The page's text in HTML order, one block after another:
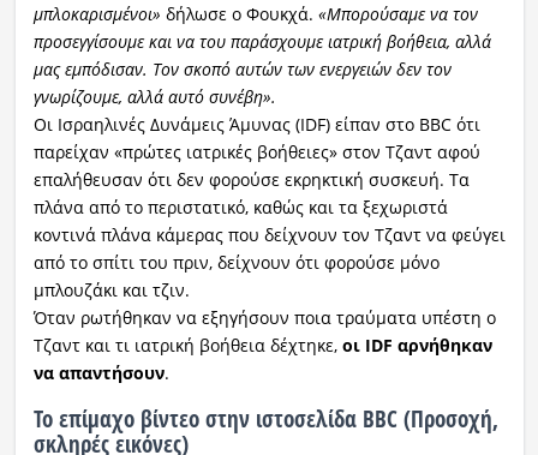
μπλοκαρισμένοι» δήλωσε ο Φουκχά. «Μπορούσαμε να τον
προσεγγίσουμε και να του παράσχουμε ιατρική βοήθεια, αλλά
μας εμπόδισαν. Τον σκοπό αυτών των ενεργειών δεν τον
γνωρίζουμε, αλλά αυτό συνέβη».
Οι Ισραηλινές Δυνάμεις Άμυνας (IDF) είπαν στο BBC ότι
παρείχαν «πρώτες ιατρικές βοήθειες» στον Τζαντ αφού
επαλήθευσαν ότι δεν φορούσε εκρηκτική συσκευή. Τα
πλάνα από το περιστατικό, καθώς και τα ξεχωριστά
κοντινά πλάνα κάμερας που δείχνουν τον Τζαντ να φεύγει
από το σπίτι του πριν, δείχνουν ότι φορούσε μόνο
μπλουζάκι και τζιν.
Όταν ρωτήθηκαν να εξηγήσουν ποια τραύματα υπέστη ο
Τζαντ και τι ιατρική βοήθεια δέχτηκε,οι IDF αρνήθηκαν
να απαντήσουν.
To επίμαχο βίντεο στην ιστοσελίδα BBC(Προσοχή,
σκληρές εικόνες)